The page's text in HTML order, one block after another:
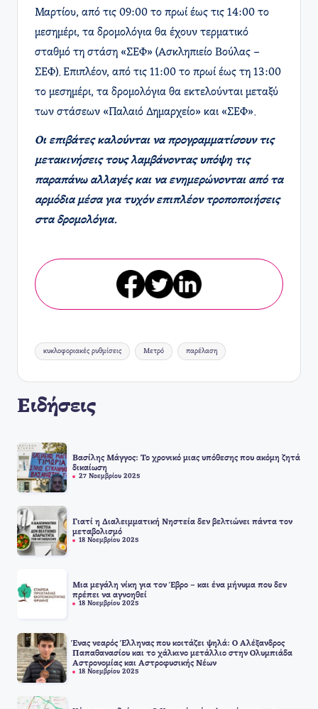
Μαρτίου, από τις 09:00 το πρωί έως τις 14:00 το
μεσημέρι, τα δρομολόγια θα έχουν τερματικό
σταθμό τη στάση «ΣΕΦ» (Ασκληπιείο Βούλας –
ΣΕΦ). Επιπλέον, από τις 11:00 το πρωί έως τη 13:00
το μεσημέρι, τα δρομολόγια θα εκτελούνται μεταξύ
των στάσεων «Παλαιό Δημαρχείο» και «ΣΕΦ».​
Οι επιβάτες καλούνται να προγραμματίσουν τις
μετακινήσεις τους λαμβάνοντας υπόψη τις
παραπάνω αλλαγές και να ενημερώνονται από τα
αρμόδια μέσα για τυχόν επιπλέον τροποποιήσεις
στα δρομολόγια.
Ετικέτες:
κυκλοφοριακές ρυθμίσεις Μετρό παρέλαση
Ειδήσεις
Βασίλης Μάγγος: Το χρονικό μιας υπόθεσης που ακόμη ζητά
δικαίωση
27 Νοεμβρίου 2025
Γιατί η Διαλειμματική Νηστεία δεν βελτιώνει πάντα τον
μεταβολισμό
18 Νοεμβρίου 2025
Μια μεγάλη νίκη για τον Έβρο – και ένα μήνυμα που δεν
πρέπει να αγνοηθεί
18 Νοεμβρίου 2025
Ένας νεαρός Έλληνας που κοιτάζει ψηλά: Ο Αλέξανδρος
Παπαθανασίου και το χάλκινο μετάλλιο στην Ολυμπιάδα
Αστρονομίας και Αστροφυσικής Νέων
18 Νοεμβρίου 2025